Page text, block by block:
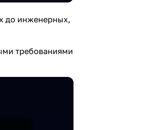
до инженерных,
требованиями